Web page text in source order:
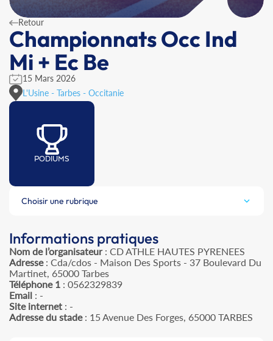
Retour
Championnats Occ Ind
Mi + Ec Be
15 Mars 2026
L'Usine - Tarbes - Occitanie
PODIUMS
Choisir une rubrique
Informations pratiques
Nom de l’organisateur: CD ATHLE HAUTES PYRENEES
Adresse: Cda/cdos - Maison Des Sports - 37 Boulevard Du
Martinet, 65000 Tarbes
Téléphone 1 : 0562329839
Email : -
Site internet : -
Adresse du stade: 15 Avenue Des Forges, 65000 TARBES